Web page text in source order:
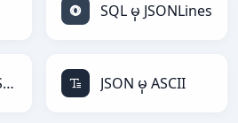
SQL မှ JSONLines
JSON မှ ActionScript JSON မှ ASCII